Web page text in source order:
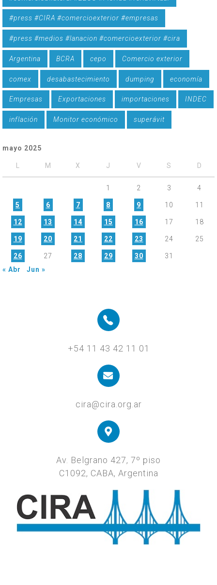
#press #CIRA #comercioexterior #empresas
#press #medios #lanacion #comercioexterior #cira
Argentina BCRA cepo Comercio exterior
comex desabastecimiento dumping economía
Empresas Exportaciones importaciones INDEC
inflación Monitor económico superávit
mayo 2025
M X J V S D
1 2 3 4
5 6 7 8 9 10 11
12 13 14 15 16 17 18
19 20 21 22 23 24 25
26 27 28 29 30
31
« Abr
Jun »
+54 11 43 42 11 01
cira@cira.org.ar
Av. Belgrano 427, 7º piso
C1092, CABA, Argentina